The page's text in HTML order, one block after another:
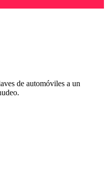
de automóviles a un